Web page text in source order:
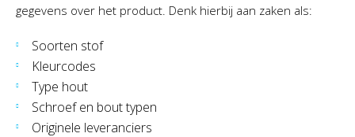
gegevens over het product. Denk hierbij aan zaken als:
Soorten stof
Kleurcodes
Type hout
Schroef en bout typen
Originele leveranciers